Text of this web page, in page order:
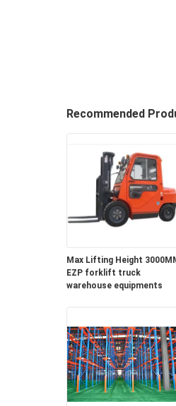
Recommended
Max Lifting Height
EZP forklift truck
warehouse equipments